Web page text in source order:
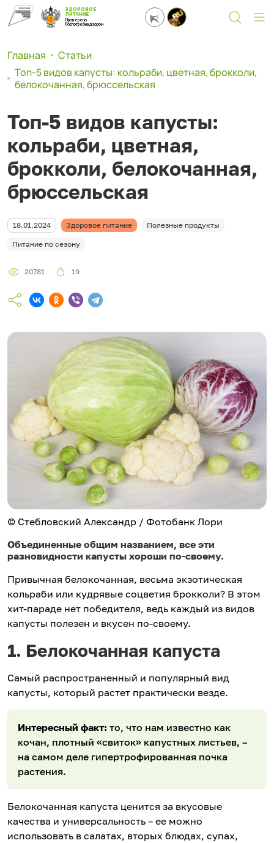
ЗДОРОВОЕ
ПИТАНИЕ
Проверено
Роспотребнадзором
Главная
Статьи
Топ-5 видов капусты: кольраби, цветная, брокколи,
белокочанная, брюссельская
Топ-5 видов капусты:
кольраби, цветная,
брокколи, белокочанная,
брюссельская
18.01.2024 Здоровое питание Полезные продукты
Питание по сезону
20781 19
© Стебловский Александр / Фотобанк Лори
Объединенные общим названием, все эти
разновидности капусты хороши по‑своему.
Привычная белокочанная, весьма экзотическая
кольраби или кудрявые соцветия брокколи? В этом
хит-параде нет победителя, ведь каждый из видов
капусты полезен и вкусен по-своему.
1. Белокочанная капуста
Самый распространенный и популярный вид
капусты, который растет практически везде.
Интересный факт: то, что нам известно как
кочан, плотный «свиток» капустных листьев, –
на самом деле гипертрофированная почка
растения.
Белокочанная капуста ценится за вкусовые
качества и универсальность – ее можно
использовать в салатах, вторых блюдах, супах,